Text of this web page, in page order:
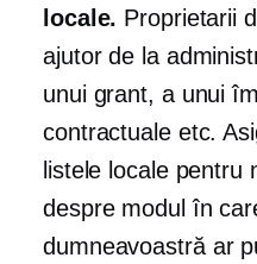
locale. Proprietarii
ajutor de la
unui grant, a unui
contractuale etc.
listele locale pentru
despre modul în
dumneavoastră ar